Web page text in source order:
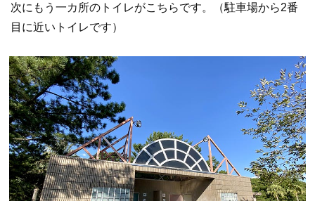
次にもう一カ所のトイレがこちらです。（駐車場から2番
目に近いトイレです）